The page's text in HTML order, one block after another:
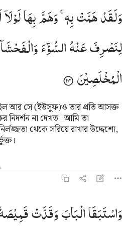
ولقد همت به وهم بها لولا ان راى
وَلَقَدْ هَمَّتْ بِهِۦ ۖ وَهَمَّ بِهَا لَوْلَآ
وَلَقَدْهَمَّتْبِهٖ ۚ وَهَمَّبِهَالَوْلَاۤ
لِنَصْرِفَعَنْهُالسُّوْٓءَ
الْمُخْلَصِیْنَ
আর সে (ইউসুফ)ও তার প্রতি আসক্ত
নিদর্শন না দেখত। আমি তা
থেকে সরিয়ে রাখার উদ্দেশ্যে,
واستبقا الباب وقدت قميصه من دبر
وَٱسْتَبَقَا ٱلْبَابَ وَقَدَّتْ قَمِيصَهُۥ مِن
وَاسْتَبَقَاالْبَابَوَقَدَّتْ